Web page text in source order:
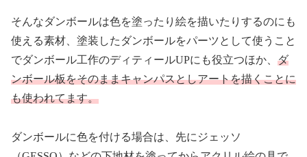
そんなダンボールは色を塗ったり絵を描いたりするのにも
使える素材、塗装したダンボールをパーツとして使うこと
でダンボール工作のディティールUPにも役立つほか、 ダ
ンボール板をそのままキャンパスとしアートを描くことに
も使われてます。
ダンボールに色を付ける場合は、先にジェッソ